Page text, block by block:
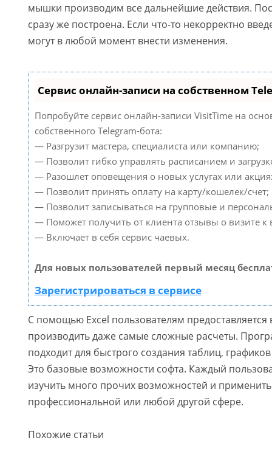
мышки производим все дальнейшие действия.
сразу же построена. Если что-то некорректно
могут в любой момент внести изменения.
Сервис онлайн-записи на собственном
Попробуйте сервис онлайн-записи VisitTime на
собственного Telegram-бота:
— Разгрузит мастера, специалиста или компанию;
— Позволит гибко управлять расписанием и
— Разошлет оповещения о новых услугах или
— Позволит принять оплату на карту/кошелек/счет;
— Позволит записываться на групповые и
— Поможет получить от клиента отзывы о визите к
— Включает в себя сервис чаевых.
Для новых пользователей первый месяц
Зарегистрироваться в сервисе
С помощью Excel пользователям предоставляется
производить даже самые сложные расчеты.
подходит для быстрого создания таблиц,
Это базовые возможности софта. Каждый
изучить много прочих возможностей и
профессиональной или любой другой сфере.
Похожие статьи